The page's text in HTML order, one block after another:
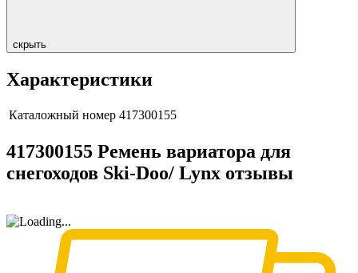
скрыть
Характеристики
Каталожный номер 417300155
417300155 Ремень вариатора для
снегоходов Ski-Doo/ Lynx отзывы